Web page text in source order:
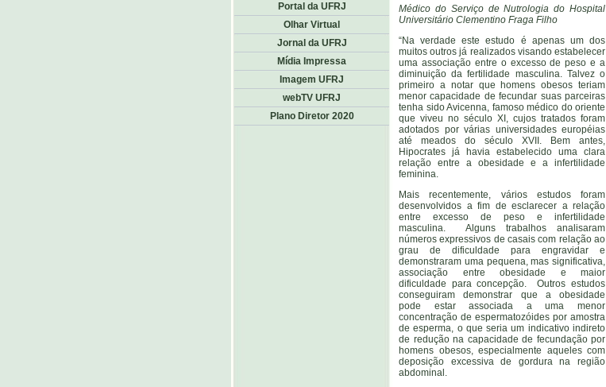
Médico do Serviço de Nutrologia do Hospital
Universitário Clementino Fraga Filho
“Na verdade este estudo é apenas um dos
muitos outros já realizados visando estabelecer
uma associação entre o excesso de peso e a
diminuição da fertilidade masculina. Talvez o
primeiro a notar que homens obesos teriam
menor capacidade de fecundar suas parceiras
tenha sido Avicenna, famoso médico do oriente
que viveu no século XI, cujos tratados foram
adotados por várias universidades européias
até meados do século XVII. Bem antes,
Hipocrates já havia estabelecido uma clara
relação entre a obesidade e a infertilidade
feminina.
Mais recentemente, vários estudos foram
desenvolvidos a fim de esclarecer a relação
entre excesso de peso e infertilidade
masculina. Alguns trabalhos analisaram
números expressivos de casais com relação ao
grau de dificuldade para engravidar e
demonstraram uma pequena, mas significativa,
associação entre obesidade e maior
dificuldade para concepção. Outros estudos
conseguiram demonstrar que a obesidade
pode estar associada a uma menor
concentração de espermatozóides por amostra
de esperma, o que seria um indicativo indireto
de redução na capacidade de fecundação por
homens obesos, especialmente aqueles com
deposição excessiva de gordura na região
abdominal.
Portal da UFRJ
Olhar Virtual
Jornal da UFRJ
Mídia Impressa
Imagem UFRJ
webTV UFRJ
Plano Diretor 2020